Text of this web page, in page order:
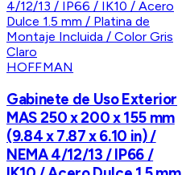
HOFFMAN
Gabinete de Uso Exterior
MAS 250 x 200 x 155 mm
(9.84 x 7.87 x 6.10 in) /
NEMA 4/12/13 / IP66 /